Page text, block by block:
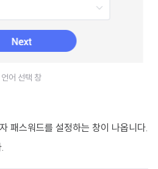
언어 선택 창
패스워드를 설정하는 창이 나옵니다.